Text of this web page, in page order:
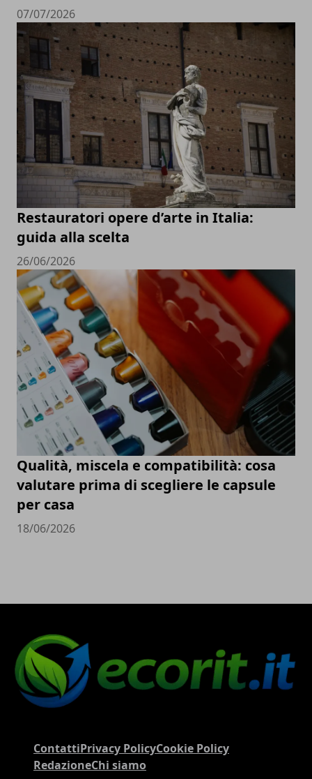
07/07/2026
Restauratori opere d’arte in Italia:
guida alla scelta
26/06/2026
Qualità, miscela e compatibilità: cosa
valutare prima di scegliere le capsule
per casa
18/06/2026
ContattiPrivacy PolicyCookie Policy
RedazioneChi siamo